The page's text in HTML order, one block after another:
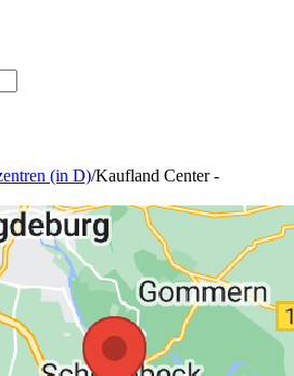
(in D)/Kaufland Center -